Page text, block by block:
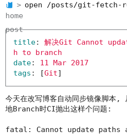
open /posts/git-fetch-
home
post
title:
解决Git Cannot
h to branch
date:
11 Mar 2017
tags : [Git]
今天在改写博客自动同步镜像脚本
地Branch时CI抛出这样个问题:
fatal: Cannot update paths